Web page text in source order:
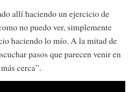
allí haciendo un ejercicio de
no puedo ver, simplemente
haciendo lo mío. A la mitad de
pasos que parecen venir en
cerca”.